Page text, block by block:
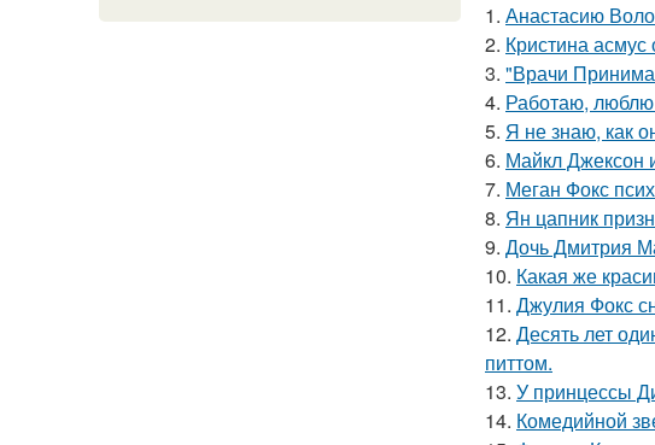
1. Анастасию
2. Кристина
3. "Врачи
4. Работаю,
5. Я не знаю, как
6. Майкл Джексон
7. Меган Фокс
8. Ян цапник
9. Дочь Дмитрия
10. Какая же
11. Джулия Фокс
12. Десять лет
питтом.
13. У принцессы
14. Комедийной